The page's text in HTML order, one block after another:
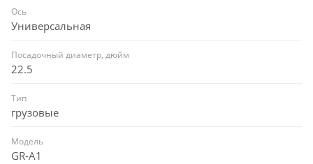
Ось
Универсальная
Посадочный диаметр, дюйм
22.5
Тип
грузовые
Модель
GR-A1